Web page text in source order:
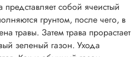
собой ячеистый
грунтом, после чего, в
травы. Затем трава прорастает
зеленый газон. Ухода